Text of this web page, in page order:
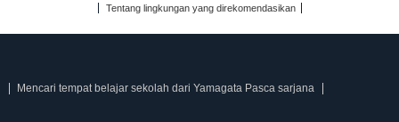
Tentang lingkungan yang direkomendasikan
Mencari tempat belajar sekolah dari Yamagata Pasca sarjana